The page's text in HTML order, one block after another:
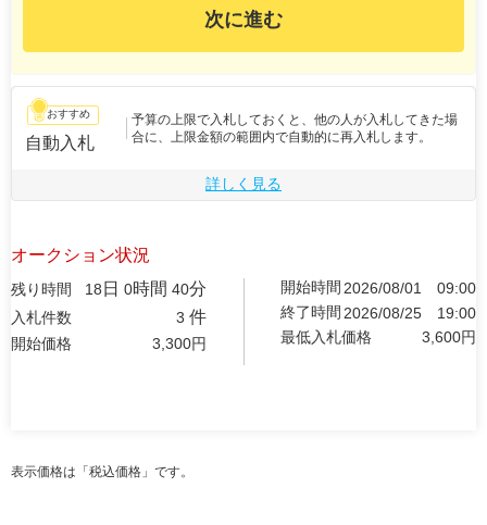
次に進む
おすすめ
自動入札
予算の上限で入札しておくと、他の人が入札してきた場
合に、上限金額の範囲内で自動的に再入札します。
詳しく見る
オークション状況
残り時間 18 日 0時間 40分
入札件数 3 件
開始価格 3,300円
開始時間 2026/08/01
09:00
終了時間 2026/08/25
19:00
最低入札価格
3,600円
表示価格は「税込価格」です。